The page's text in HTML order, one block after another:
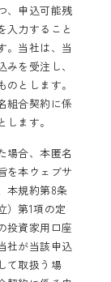
、申込可能残
入力すること
。当社は、当
を受注し、
とします。
組合契約に係
ます。
場合、本匿名
を本ウェブサ
本規約第8条
）第1項の定
投資家用口座
社が当該申込
て取扱う場